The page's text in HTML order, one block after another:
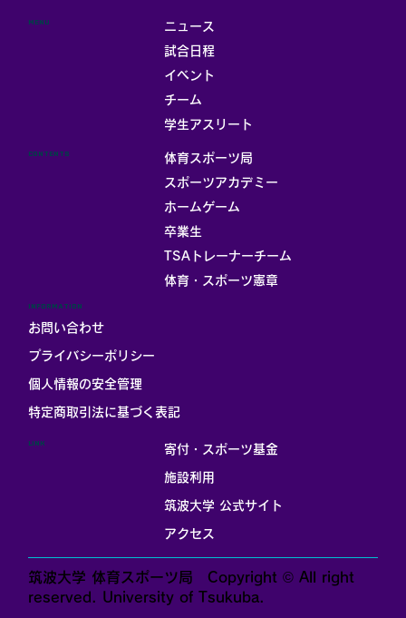
ニュース
試合日程
イベント
チーム
学生アスリート
MENU
体育スポーツ局
スポーツアカデミー
ホームゲーム
卒業生
TSAトレーナーチーム
体育・スポーツ憲章
CONTENTS
寄付・スポーツ基金
施設利用
筑波大学 公式サイト
アクセス
LINK
INFORMATION
お問い合わせ
プライバシーポリシー
個人情報の安全管理
​特定商取引法に基づく表記
筑波大学 体育スポーツ局 Copyright © All right
reserved. University of Tsukuba.